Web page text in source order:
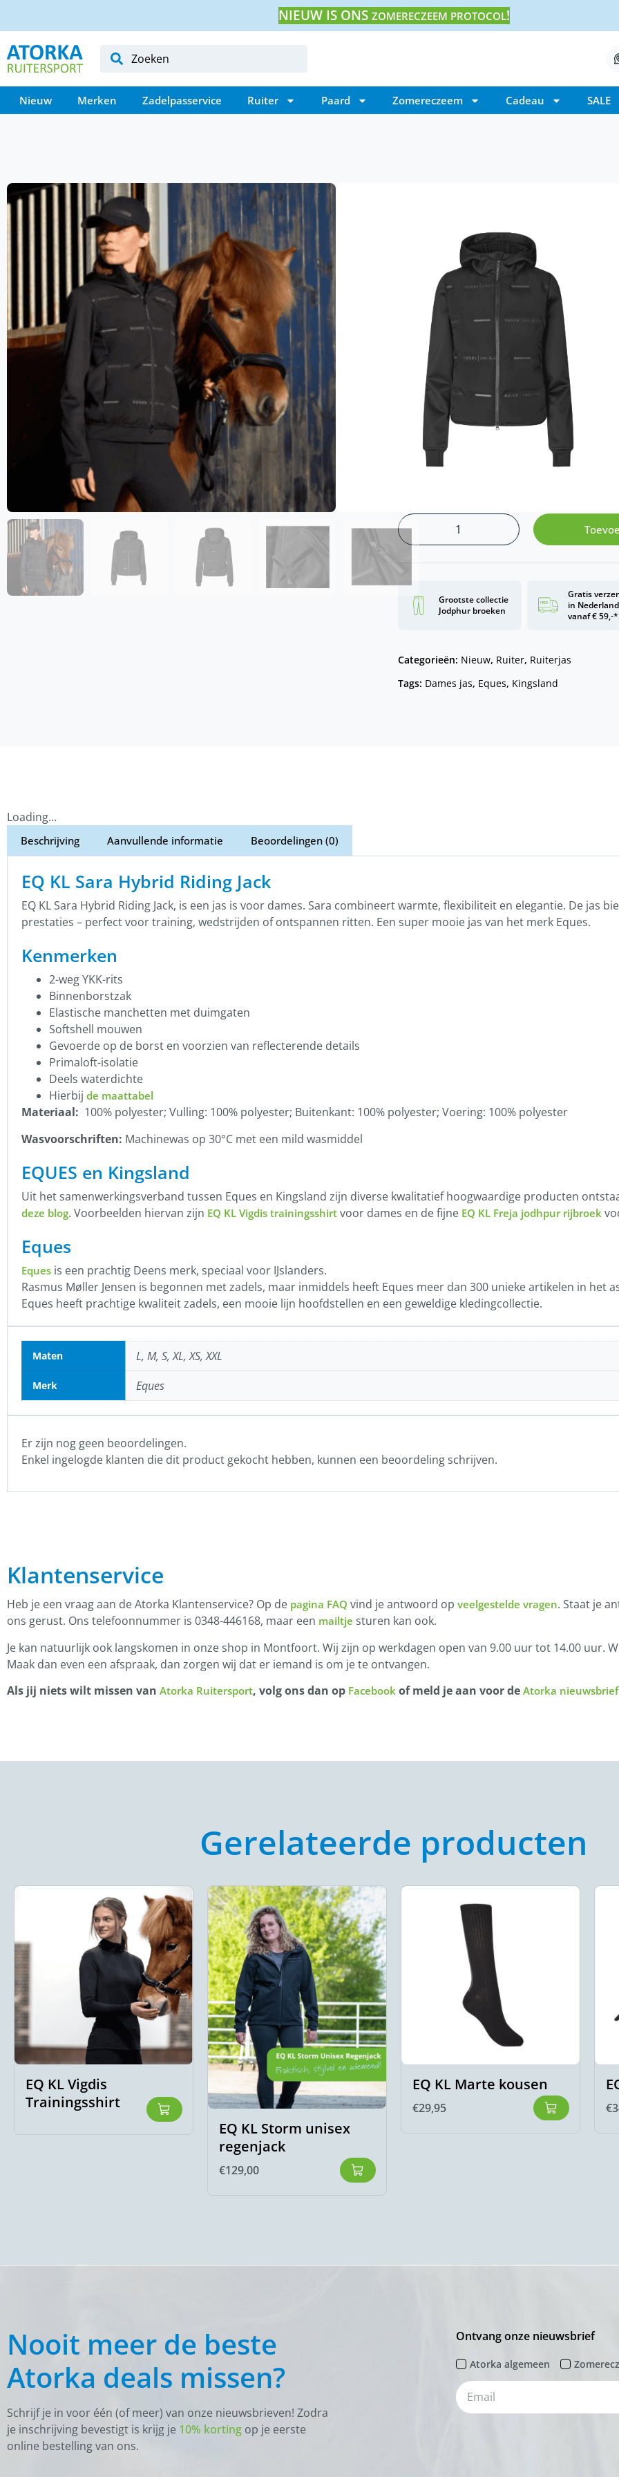
NIEUW IS ONS ZOMERECZEEM PROTOCOL!
Nieuw Merken Zadelpasservice Ruiter Paard Zomereczeem Cadeau SALE
229,00
EQ KL Sara Hybrid Riding Jack is een rijjas
Deze jas van het merk Eques
elegantie
En comfort, stijl en prestaties –
een fijne buitenrit
Maten
L
Grootste collectie
Jodphur broeken
Gratis
in Nederland
vanaf € 59,-
Categorieën: Nieuw, Ruiter, Ruiterjas
Tags: Dames jas, Eques, Kingsland
Loading...
Beschrijving Aanvullende informatie Beoordelingen (0)
EQ KL Sara Hybrid Riding Jack
EQ KL Sara Hybrid Riding Jack, is een jas is voor dames. Sara combineert warmte, flexibiliteit en elegantie. De jas
prestaties – perfect voor training, wedstrijden of ontspannen ritten. Een super mooie jas van het merk Eques.
Kenmerken
2-weg YKK-rits
Binnenborstzak
Elastische manchetten met duimgaten
Softshell mouwen
Gevoerde op de borst en voorzien van reflecterende details
Primaloft-isolatie
Deels waterdichte
Hierbij de maattabel
Materiaal: 100% polyester; Vulling: 100% polyester; Buitenkant: 100% polyester; Voering: 100% polyester
Wasvoorschriften: Machinewas op 30°C met een mild wasmiddel
EQUES en Kingsland
Uit het samenwerkingsverband tussen Eques en Kingsland zijn diverse kwalitatief hoogwaardige producten
deze blog. Voorbeelden hiervan zijn EQ KL Vigdis trainingsshirt voor dames en de fijne EQ KL Freja jodhpur rijbroek
Eques
Eques is een prachtig Deens merk, speciaal voor IJslanders.
Rasmus Møller Jensen is begonnen met zadels, maar inmiddels heeft Eques meer dan 300 unieke artikelen in het
Eques heeft prachtige kwaliteit zadels, een mooie lijn hoofdstellen en een geweldige kledingcollectie.
Maten L, M, S, XL, XS, XXL
Merk Eques
Er zijn nog geen beoordelingen.
Enkel ingelogde klanten die dit product gekocht hebben, kunnen een beoordeling schrijven.
Klantenservice
Heb je een vraag aan de Atorka Klantenservice? Op de pagina FAQ vind je antwoord op veelgestelde vragen. Staat je
ons gerust. Ons telefoonnummer is 0348-446168, maar een mailtje sturen kan ook.
Je kan natuurlijk ook langskomen in onze shop in Montfoort. Wij zijn op werkdagen open van 9.00 uur tot 14.00 uur.
Maak dan even een afspraak, dan zorgen wij dat er iemand is om je te ontvangen.
Als jij niets wilt missen van Atorka Ruitersport, volg ons dan op Facebook of meld je aan voor de Atorka nieuwsbrief
Gerelateerde producten
EQ KL Vigdis
Trainingsshirt
EQ KL Storm unisex
regenjack
€129,00
EQ KL Marte kousen
€29,95 €
Nooit meer de beste
Atorka deals missen?
Schrijf je in voor één (of meer) van onze nieuwsbrieven! Zodra
je inschrijving bevestigt is krijg je 10% korting op je eerste
online bestelling van ons.
Ontvang onze nieuwsbrief
Atorka algemeen